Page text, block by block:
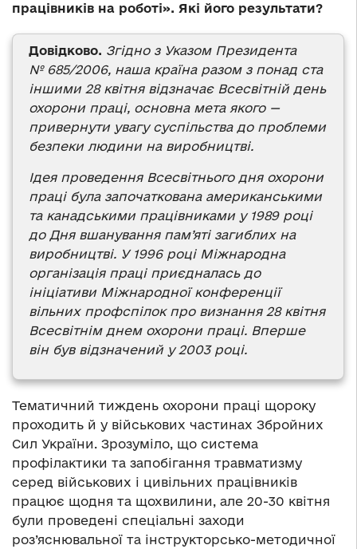
працівників на роботі». Які його результати?
Довідково. Згідно з Указом Президента
№ 685/2006, наша країна разом з понад ста
іншими 28 квітня відзначає Всесвітній день
охорони праці, основна мета якого —
привернути увагу суспільства до проблеми
безпеки людини на виробництві.
Ідея проведення Всесвітнього дня охорони
праці була започаткована американськими
та канадськими працівниками у 1989 році
до Дня вшанування пам’яті загиблих на
виробництві. У 1996 році Міжнародна
організація праці приєдналась до
ініціативи Міжнародної конференції
вільних профспілок про визнання 28 квітня
Всесвітнім днем охорони праці. Вперше
він був відзначений у 2003 році.
Тематичний тиждень охорони праці щороку
проходить й у військових частинах Збройних
Сил України. Зрозуміло, що система
профілактики та запобігання травматизму
серед військових і цивільних працівників
працює щодня та щохвилини, але 20-30 квітня
були проведені спеціальні заходи
роз’яснювальної та інструкторсько-методичної